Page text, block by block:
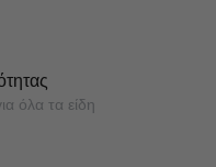
όλα τα είδη